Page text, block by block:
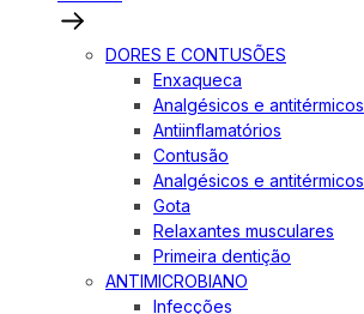
DORES E CONTUSÕES
Enxaqueca
Analgésicos e antitérmicos
Antiinflamatórios
Contusão
Analgésicos e antitérmicos
Gota
Relaxantes musculares
Primeira dentição
ANTIMICROBIANO
Infecções